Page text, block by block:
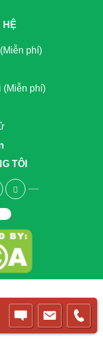
HỆ
phí)
(Miễn phí)
TÔI